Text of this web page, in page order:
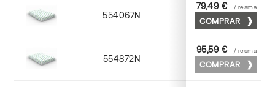
554067N 65 x 90
79,49 € / resma
COMPRAR
554872N 70 x 100
95,59 € / resma
COMPRAR